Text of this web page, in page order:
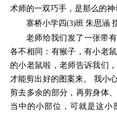
术师的一双巧手，是那么的神
寨桥小学四(3)班 朱思涵
老师给我们发了一张带
各不相同：有猴子，有小老
的小老鼠啦，老师告诉我们
才能剪出好的图案来。 我小
剪去多余的部分，再剪身体
当中的小部位，可就是这小